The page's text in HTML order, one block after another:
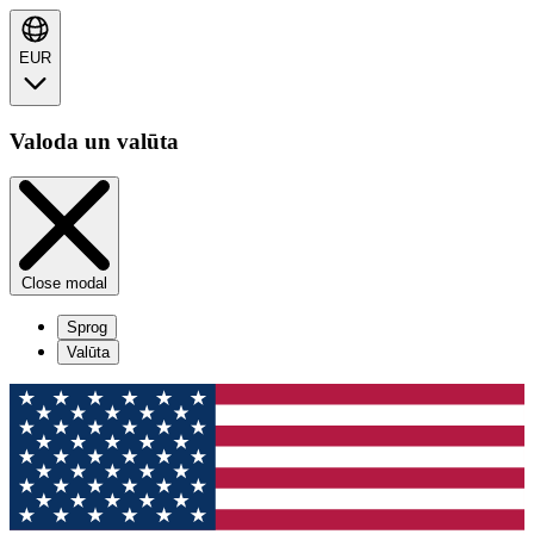
EUR
Valoda un valūta
Close modal
Sprog
Valūta